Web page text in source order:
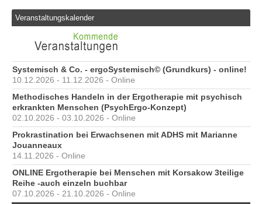
Veranstaltungskalender
Systemisch & Co. - ergoSystemisch© (Grundkurs) - online!
10.12.2026 - 11.12.2026 - Online
Methodisches Handeln in der Ergotherapie mit psychisch
erkrankten Menschen (PsychErgo-Konzept)
02.10.2026 - 03.10.2026 - Online
Prokrastination bei Erwachsenen mit ADHS mit Marianne
Jouanneaux
14.11.2026 - Online
ONLINE Ergotherapie bei Menschen mit Korsakow 3teilige
Reihe -auch einzeln buchbar
07.10.2026 - 21.10.2026 - Online